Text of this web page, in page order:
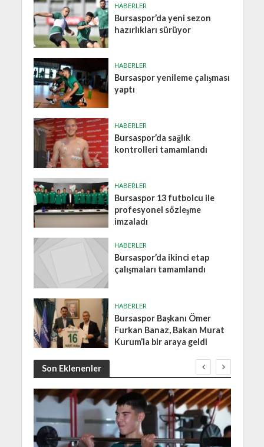
HABERLER
Bursaspor’da yeni sezon
hazırlıkları sürüyor
HABERLER
Bursaspor yenileme çalışması
yaptı
HABERLER
Bursaspor’da sağlık
kontrolleri tamamlandı
HABERLER
Bursaspor 13 futbolcu ile
profesyonel sözleşme
imzaladı
HABERLER
Bursaspor’da ikinci etap
çalışmaları tamamlandı
HABERLER
Bursaspor Başkanı Ömer
Furkan Banaz, Bakan Murat
Kurum’la bir araya geldi
Son Eklenenler